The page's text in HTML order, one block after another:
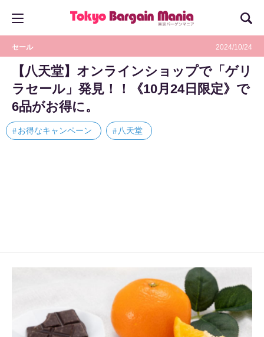
セール 2024/10/24
【八天堂】オンラインショップで「ゲリ
ラセール」発見！！《10月24日限定》で
6品がお得に。
お得なキャンペーン 八天堂